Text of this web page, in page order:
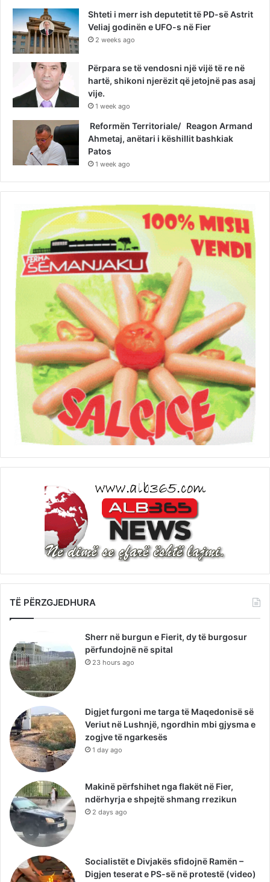
Shteti i merr ish deputetit të PD-së Astrit
Veliaj godinën e UFO-s në Fier
2 weeks ago
Përpara se të vendosni një vijë të re në
hartë, shikoni njerëzit që jetojnë pas asaj
vije.
1 week ago
Reformën Territoriale/ Reagon Armand
Ahmetaj, anëtari i këshillit bashkiak
Patos
1 week ago
TË PËRZGJEDHURA
Sherr në burgun e Fierit, dy të burgosur
përfundojnë në spital
23 hours ago
Digjet furgoni me targa të Maqedonisë së
Veriut në Lushnjë, ngordhin mbi gjysma e
zogjve të ngarkesës
1 day ago
Makinë përfshihet nga flakët në Fier,
ndërhyrja e shpejtë shmang rrezikun
2 days ago
Socialistët e Divjakës sfidojnë Ramën –
Digjen teserat e PS-së në protestë (video)